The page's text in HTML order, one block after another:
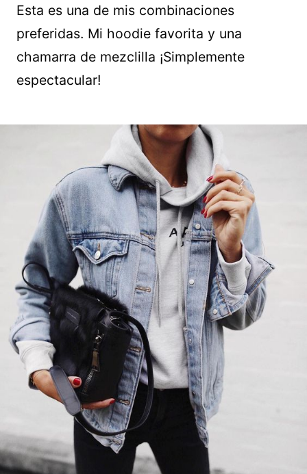
Esta es una de mis combinaciones
preferidas. Mi hoodie favorita y una
chamarra de mezclilla ¡Simplemente
espectacular!